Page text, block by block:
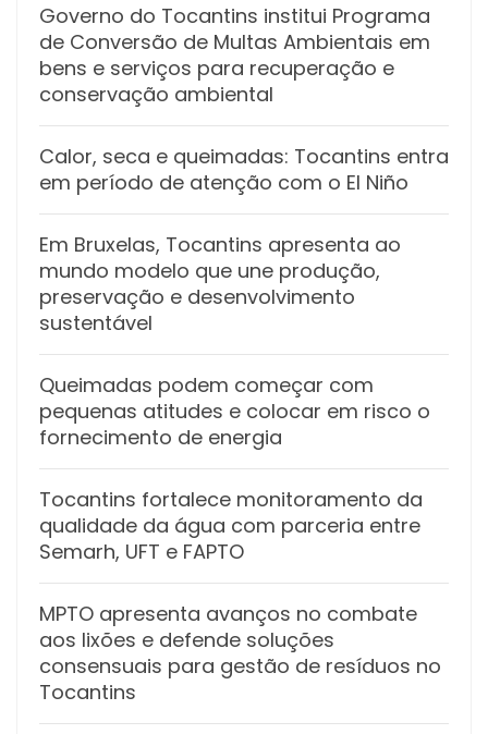
Governo do Tocantins institui Programa
de Conversão de Multas Ambientais em
bens e serviços para recuperação e
conservação ambiental
Calor, seca e queimadas: Tocantins entra
em período de atenção com o El Niño
Em Bruxelas, Tocantins apresenta ao
mundo modelo que une produção,
preservação e desenvolvimento
sustentável
Queimadas podem começar com
pequenas atitudes e colocar em risco o
fornecimento de energia
Tocantins fortalece monitoramento da
qualidade da água com parceria entre
Semarh, UFT e FAPTO
MPTO apresenta avanços no combate
aos lixões e defende soluções
consensuais para gestão de resíduos no
Tocantins